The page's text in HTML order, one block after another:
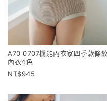
A70 0707機能內衣家四季款條
內衣4色
945